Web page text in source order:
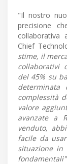
"Il nostro
precisione
collaborativa
Chief
stime, il
collaborativi
del 45% su
complessità
valore
avanzate a
venduto,
facile da
situazione